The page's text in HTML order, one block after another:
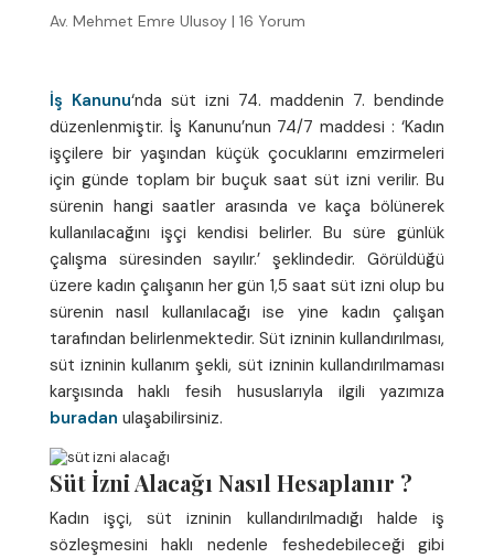
Av. Mehmet Emre Ulusoy| 16 Yorum
İş Kanunu‘nda süt izni 74. maddenin 7. bendinde
düzenlenmiştir. İş Kanunu’nun 74/7 maddesi : ‘Kadın
işçilere bir yaşından küçük çocuklarını emzirmeleri
için günde toplam bir buçuk saat süt izni verilir. Bu
sürenin hangi saatler arasında ve kaça bölünerek
kullanılacağını işçi kendisi belirler. Bu süre günlük
çalışma süresinden sayılır.’ şeklindedir. Görüldüğü
üzere kadın çalışanın her gün 1,5 saat süt izni olup bu
sürenin nasıl kullanılacağı ise yine kadın çalışan
tarafından belirlenmektedir. Süt izninin kullandırılması,
süt izninin kullanım şekli, süt izninin kullandırılmaması
karşısında haklı fesih hususlarıyla ilgili yazımıza
buradan ulaşabilirsiniz.
Süt İzni Alacağı Nasıl Hesaplanır ?
Kadın işçi, süt izninin kullandırılmadığı halde iş
sözleşmesini haklı nedenle feshedebileceği gibi